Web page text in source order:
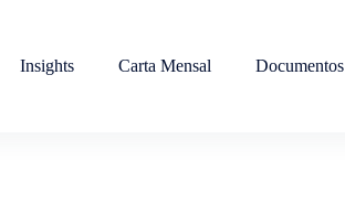
Insights Carta Mensal Documentos